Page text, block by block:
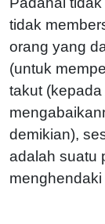
tidak
orang yang
(untuk
takut
demikian),
adalah suatu